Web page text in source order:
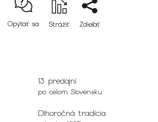
Opýtať sa Strážiť Zdieľať
13 predajní
po celom Slovensku
Dlhoročná tradícia